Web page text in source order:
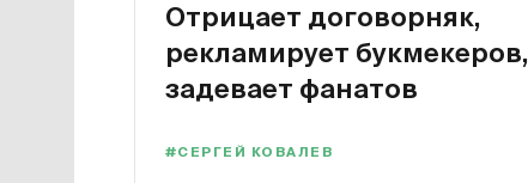
Отрицает договорняк,
рекламирует букмекеров,
задевает фанатов
#СЕРГЕЙ КОВАЛЕВ